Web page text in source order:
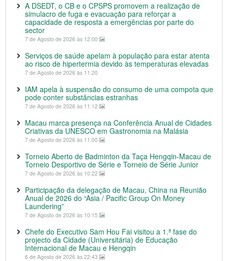
A DSEDT, o CB e o CPSPS promovem a realização de
simulacro de fuga e evacuação para reforçar a
capacidade de resposta a emergências por parte do
sector
7 de Agosto de 2026 às 12:00
Serviços de saúde apelam à população para estar atenta
ao risco de hipertermia devido às temperaturas elevadas
7 de Agosto de 2026 às 11:20
IAM apela à suspensão do consumo de uma compota que
pode conter substâncias estranhas
7 de Agosto de 2026 às 11:12
Macau marca presença na Conferência Anual de Cidades
Criativas da UNESCO em Gastronomia na Malásia
7 de Agosto de 2026 às 11:00
Torneio Aberto de Badminton da Taça Hengqin-Macau de
Torneio Desportivo de Série e Torneio de Série Junior
7 de Agosto de 2026 às 10:22
Participação da delegação de Macau, China na Reunião
Anual de 2026 do “Asia / Pacific Group On Money
Laundering”
7 de Agosto de 2026 às 10:15
Chefe do Executivo Sam Hou Fai visitou a 1.ª fase do
projecto da Cidade (Universitária) de Educação
Internacional de Macau e Hengqin
6 de Agosto de 2026 às 22:43